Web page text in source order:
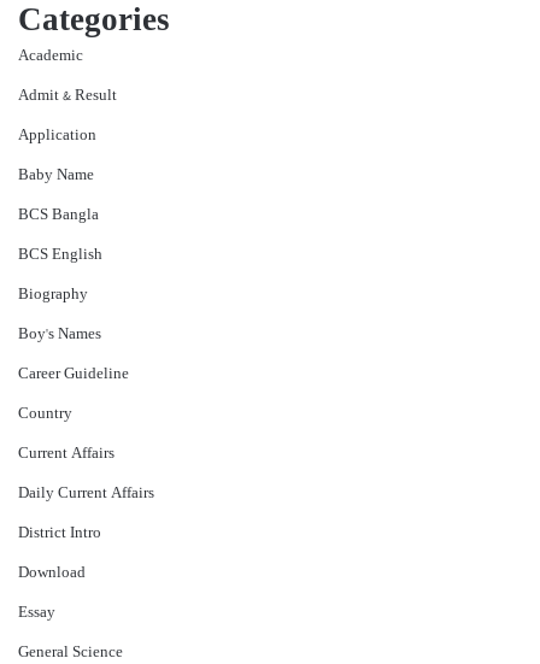
Categories
Academic
Admit & Result
Application
Baby Name
BCS Bangla
BCS English
Biography
Boy's Names
Career Guideline
Country
Current Affairs
Daily Current Affairs
District Intro
Download
Essay
General Science